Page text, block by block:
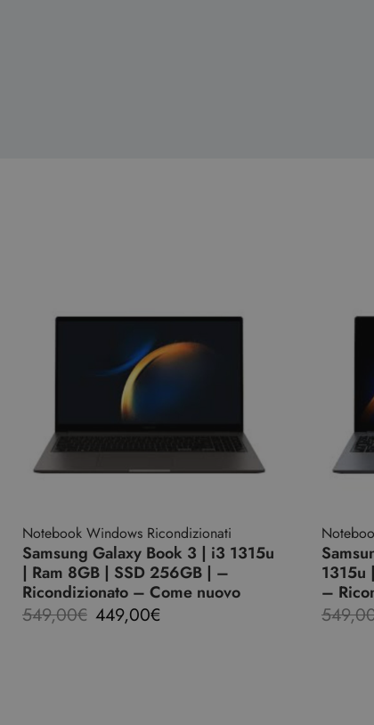
Notebook Windows Ricondizionati
Samsung Galaxy Book 3 | i3 1315u
| Ram 8GB | SSD 256GB | –
Ricondizionato – Come nuovo
549,00€ 449,00€
1315u
–